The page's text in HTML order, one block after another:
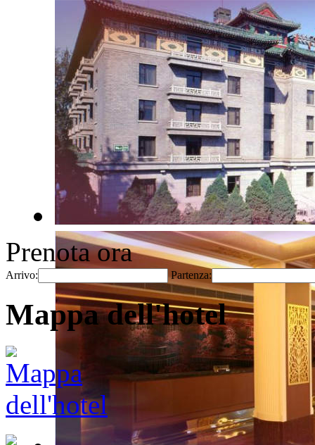
Prenota ora
Arrivo: Partenza:
Mappa dell'hotel